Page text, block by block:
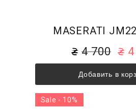
MASERATI
4 700
Добавить в
Sale - 10%